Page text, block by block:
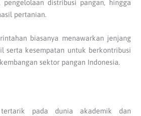
pengelolaan distribusi pangan, hingga
pertanian.
biasanya menawarkan jenjang
serta kesempatan untuk berkontribusi
sektor pangan Indonesia.
pada dunia akademik dan